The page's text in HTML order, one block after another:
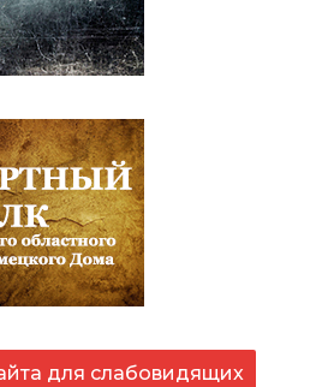
для слабовидящих